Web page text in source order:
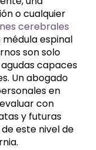
o cualquier
cerebrales
médula espinal
son solo
capaces
Un abogado
en
con
y futuras
este nivel de